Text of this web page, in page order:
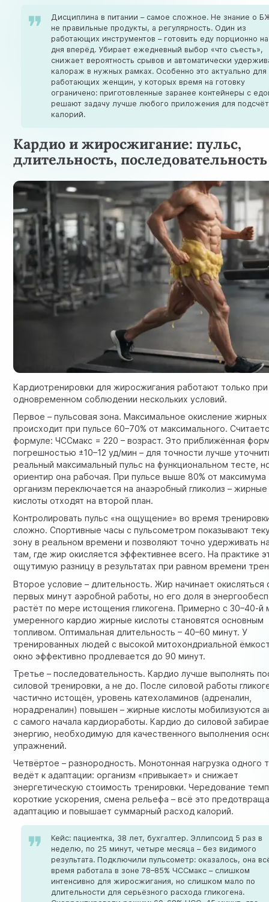
Дисциплина в питании – самое сложное. Не знание о
не правильные продукты, а регулярность. Один из
работающих инструментов – готовить еду порционно
дня вперёд. Убирает ежедневный выбор «что съесть»,
снижает вероятность срывов и автоматически
калораж в нужных рамках. Особенно это актуально для
работающих женщин, у которых время на готовку
ограничено: приготовленные заранее контейнеры с
решают задачу лучше любого приложения для
калорий.
Кардио и жиросжигание: пульс,
длительность, последовательность
Кардиотренировки для жиросжигания работают только при
одновременном соблюдении нескольких условий.
Первое – пульсовая зона. Максимальное окисление жирных
происходит при пульсе 60–70% от максимального.
формуле: ЧССмакс = 220 – возраст. Это приближённая
погрешностью ±10–12 уд/мин – для точности лучше
реальный максимальный пульс на функциональном тесте,
ориентир она рабочая. При пульсе выше 80% от максимума
организм переключается на анаэробный гликолиз – жирные
кислоты отходят на второй план.
Контролировать пульс «на ощущение» во время
сложно. Спортивные часы с пульсометром показывают
зону в реальном времени и позволяют точно удерживать
там, где жир окисляется эффективнее всего. На практике
ощутимую разницу в результатах при равном времени
Второе условие – длительность. Жир начинает окисляться
первых минут аэробной работы, но его доля в
растёт по мере истощения гликогена. Примерно с 30–40-й
умеренного кардио жирные кислоты становятся основным
топливом. Оптимальная длительность – 40–60 минут. У
тренированных людей с высокой митохондриальной
окно эффективно продлевается до 90 минут.
Третье – последовательность. Кардио лучше выполнять
силовой тренировки, а не до. После силовой работы
частично истощён, уровень катехоламинов (адреналин,
норадреналин) повышен – жирные кислоты мобилизуются
с самого начала кардиоработы. Кардио до силовой
энергию, необходимую для качественного выполнения
упражнений.
Четвёртое – разнородность. Монотонная нагрузка одного
ведёт к адаптации: организм «привыкает» и снижает
энергетическую стоимость тренировки. Чередование
короткие ускорения, смена рельефа – всё это
адаптацию и повышает суммарный расход калорий.
Кейс: пациентка, 38 лет, бухгалтер. Эллипсоид 5 раз в
неделю, по 25 минут, четыре месяца – без видимого
результата. Подключили пульсометр: оказалось, она
время работала в зоне 78–85% ЧССмакс – слишком
интенсивно для жиросжигания, но слишком мало по
длительности для серьёзного расхода гликогена.